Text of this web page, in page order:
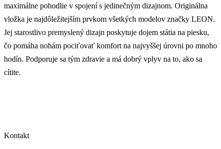
maximálne pohodlie v spojení s jedinečným dizajnom. Originálna
vložka je najdôležitejším prvkom všetkých modelov značky LEON.
Jej starostlivo premyslený dizajn poskytuje dojem státia na piesku,
čo pomáha nohám pociťovať komfort na najvyššej úrovni po mnoho
hodín. Podporuje sa tým zdravie a má dobrý vplyv na to, ako sa
cítite.
Kontakt